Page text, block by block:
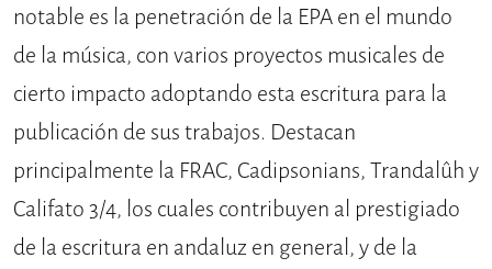
notable es la penetración de la EPA en el mundo
de la música, con varios proyectos musicales de
cierto im­pacto adoptando esta escritura para la
publicación de sus trabajos. Destacan
principalmente la FRAC, Cadipsonians, Trandalûh y
Califato 3/4, los cuales con­tribuyen al prestigiado
de la escritura en andaluz en general, y de la